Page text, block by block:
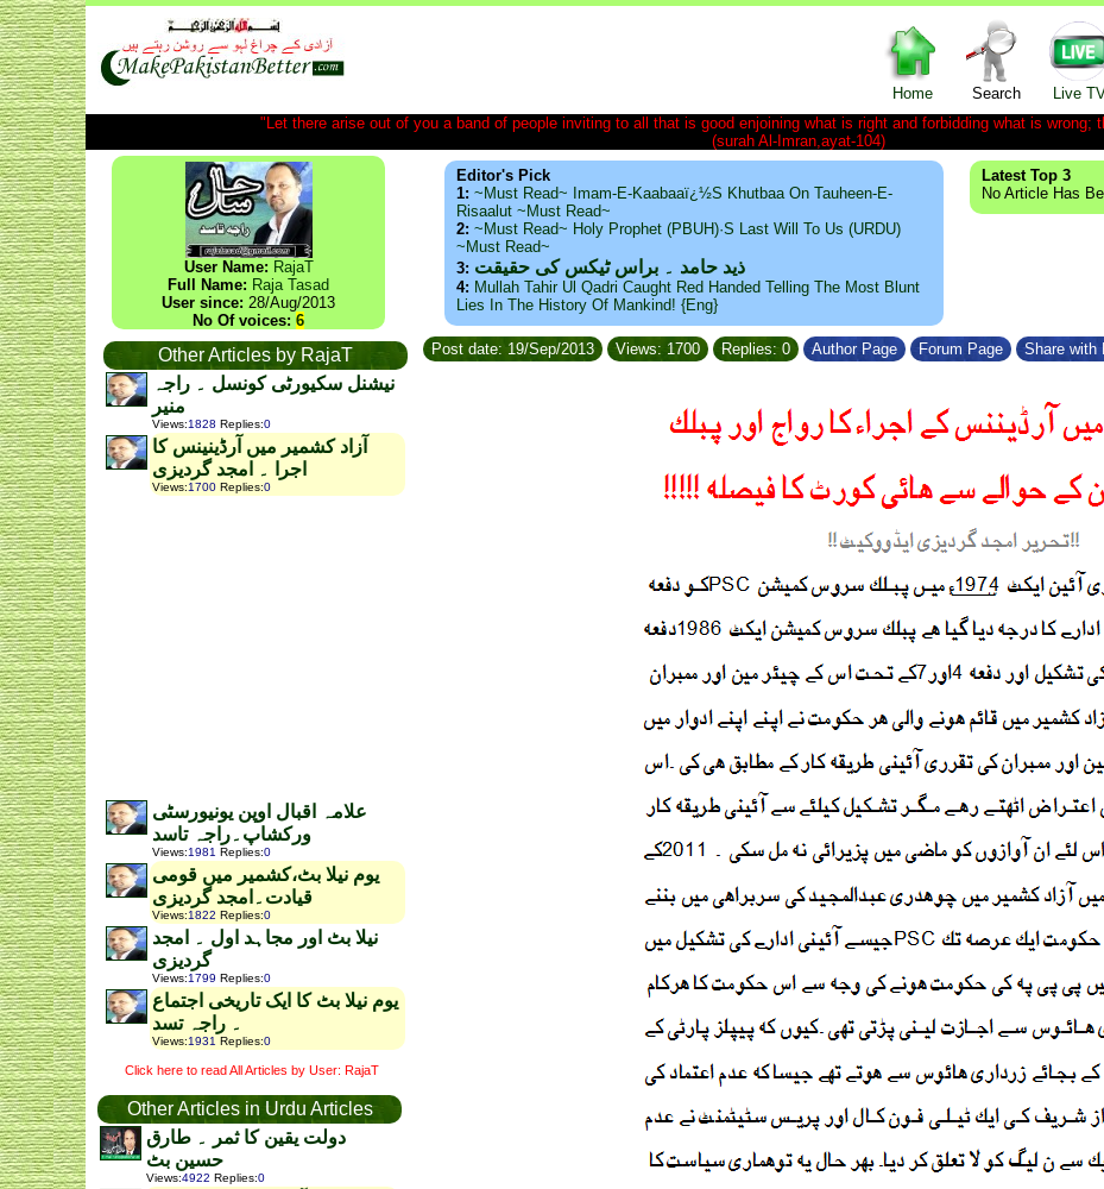
Home Search Live
"Let there arise out of you a band of people inviting to all that is good enjoining what is right and forbidding what is wrong;
(surah Al-Imran,ayat-104)
User Name: RajaT
Full Name: Raja Tasad
User since: 28/Aug/2013
No Of voices: 6
Other Articles by RajaT
نیشنل سکیورٹی کونسل ۔ راجہ
منیر
Views:1828 Replies:0
آزاد کشمیر میں آرڈینینس کا
اجرا ۔ امجد گردیزی
Views:1700 Replies:0
علامہ اقبال اوپن یونیورسٹی
ورکشاپ۔راجہ تاسد
Views:1981 Replies:0
یوم نیلا بٹ،کشمیر میں قومی
قیادت۔امجد گردیزی
Views:1822 Replies:0
نیلا بٹ اور مجاہد اول ۔ امجد
گردیزی
Views:1799 Replies:0
یوم نیلا بٹ کا ایک تاریخی اجتماع
۔ راجہ تسد
Views:1931 Replies:0
Click here to read All Articles by User: RajaT
Other Articles in Urdu Articles
دولت یقین کا ثمر ۔ طارق
حسین بٹ
Views:4922 Replies:0
Editor's Pick
1: ~Must Read~ Imam-E-Kaabaaï¿½s Khutbaa On Tauheen-E-
Risaalut ~Must Read~
2: ~Must Read~ Holy Prophet (PBUH)·s Last Will To Us (URDU)
~Must Read~
3: ذید حامد ۔ براس ٹیکس کی حقیقت
4: Mullah Tahir Ul Qadri Caught Red Handed Telling The Most Blunt
Lies In The History Of Mankind! {Eng}
Latest Top 3
No Article Has
Post date: 19/Sep/2013 Views: 1700 Replies: 0 Author Page Forum Page Share with